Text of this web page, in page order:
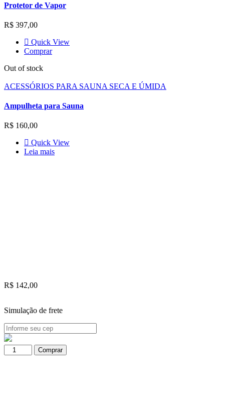
Protetor de Vapor
R$ 397,00
Quick View
Comprar
Out of stock
ACESSÓRIOS PARA SAUNA SECA E ÚMIDA
Ampulheta para Sauna
R$ 160,00
Quick View
Leia mais
R$ 142,00
Simulação de frete
Termômetro
para
Comprar